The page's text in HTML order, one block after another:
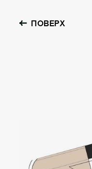
ПОВЕРХ